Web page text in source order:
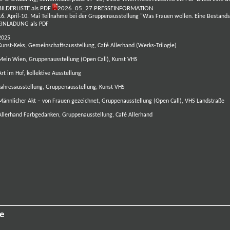
als PDF
2026_05_27 PRESSEINFORMATION
April-10. Mai Teilnahme bei der Gruppenausstellung "Was Frauen wollen. Eine
als PDF
Keks, Gemeinschaftsausstellung, Café Allerhand (Werks-Trilogie)
Wien, Gruppenausstellung (Open Call), Kunst VHS
im Hof, kollektive Ausstellung
Gruppenausstellung, Kunst VHS
Akt – von Frauen gezeichnet, Gruppenausstellung (Open Call), VHS Landstraße
Farbgedanken, Gruppenausstellung, Café Allerhand